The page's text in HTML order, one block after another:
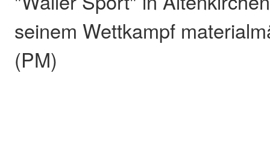
seinem Wettkampf
(PM)